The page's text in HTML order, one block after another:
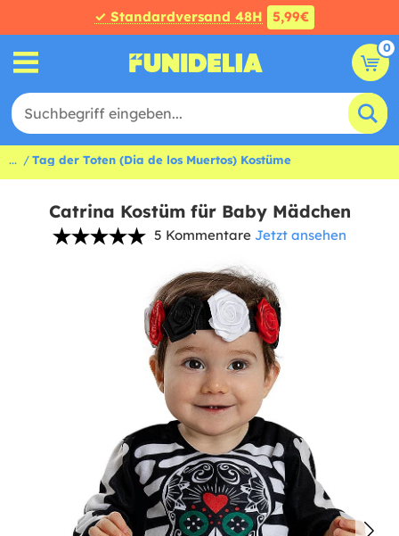
✓ Standardversand 48H 5,99€
0
... Tag der Toten (Dia de los Muertos) Kostüme
Catrina Kostüm für Baby Mädchen
5 Kommentare Jetzt ansehen